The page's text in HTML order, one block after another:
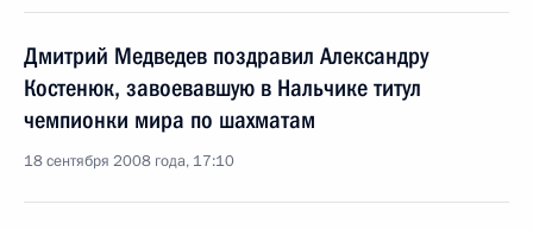
Дмитрий Медведев поздравил Александру
Костенюк, завоевавшую в Нальчике титул
чемпионки мира по шахматам
18 сентября 2008 года, 17:10